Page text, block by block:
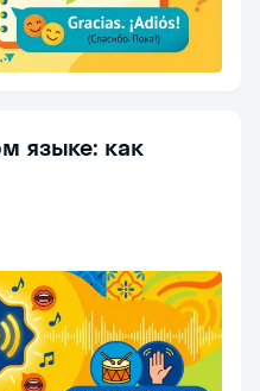
языке: как